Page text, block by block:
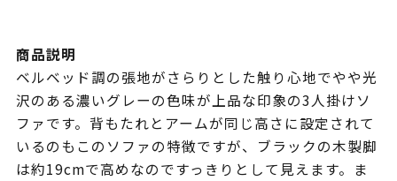
商品説明
ベルベッド調の張地がさらりとした触り心地でやや光
沢のある濃いグレーの色味が上品な印象の3人掛けソ
ファです。背もたれとアームが同じ高さに設定されて
いるのもこのソファの特徴ですが、ブラックの木製脚
は約19cmで高めなのですっきりとして見えます。ま